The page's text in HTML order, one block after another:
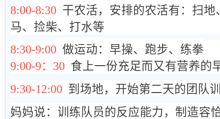
8:00-8:30 干农活，安排的农活有：扫
马、捡柴、打水等
8:30-9:00 做运动：早操、跑步、练拳
9:00-9：30 食上一份充足而又有营养
9:30-12:00 到场地，开始第二天的团队
妈妈说：训练队员的反应能力，制造容